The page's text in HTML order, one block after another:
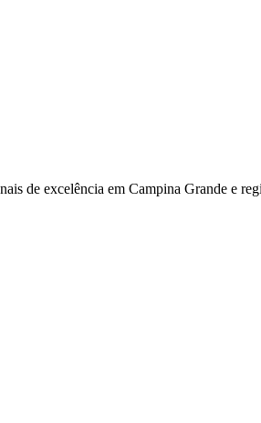
de excelência em Campina Grande e